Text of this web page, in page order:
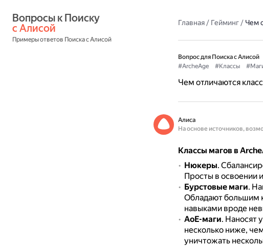
с Алисой
Примеры ответов Поиска с Алисой
Главная/ Гейминг/ Чем
Вопрос для Поиска с Алисой
#ArcheAge
#Классы
Чем отличаются
Алиса
На основе источников,
Классы магов в
Нюкеры.
Просты в освоении
Бурстовые маги.
Обладают большим
навыками вроде
АоЕ-маги. Наносят
несколько ниже,
уничтожать